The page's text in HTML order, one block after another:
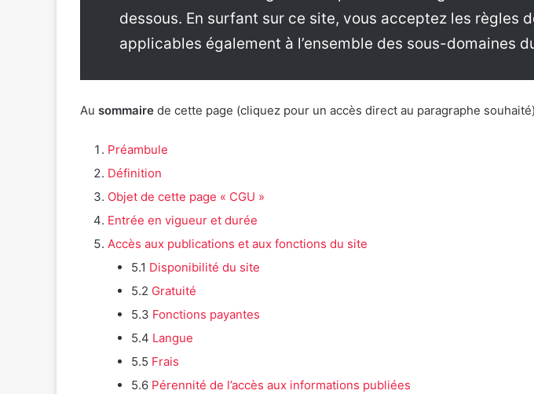
dessous. En surfant sur ce site, vous acceptez les règles
applicables également à l’ensemble des sous-domaines
Au sommaire de cette page (cliquez pour un accès direct au paragraphe
Préambule
Définition
Objet de cette page « CGU »
Entrée en vigueur et durée
Accès aux publications et aux fonctions du site
5.1 Disponibilité du site
5.2 Gratuité
5.3 Fonctions payantes
5.4 Langue
5.5 Frais
5.6 Pérennité de l’accès aux informations publiées